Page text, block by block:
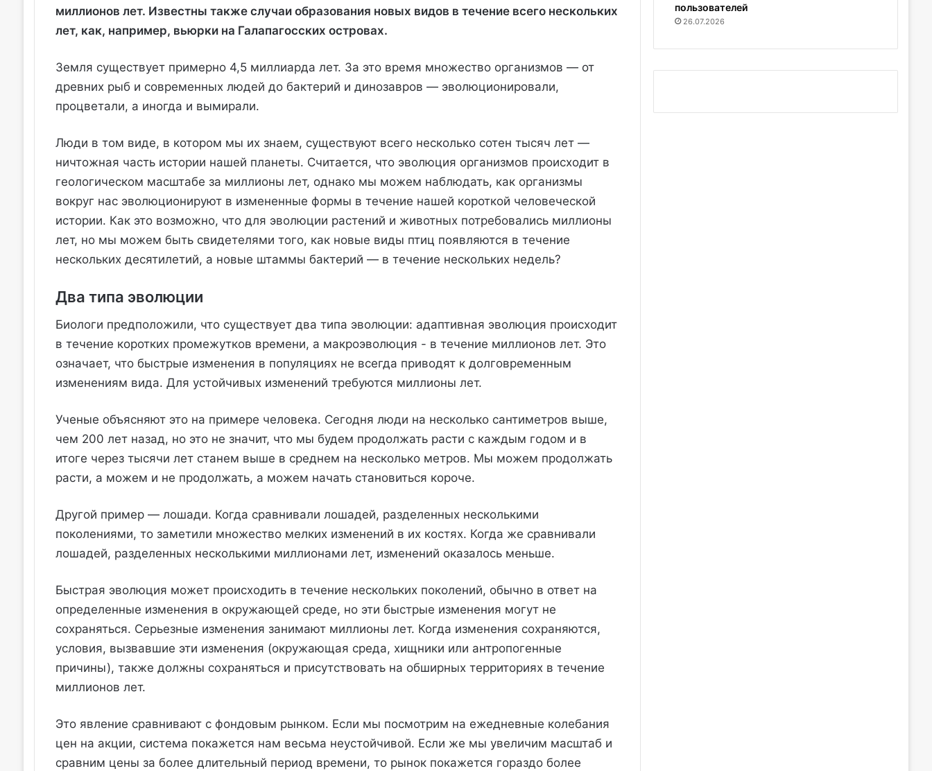
миллионов лет. Известны также случаи образования новых видов в течение всего нескольких
лет, как, например, вьюрки на Галапагосских островах.
Земля существует примерно 4,5 миллиарда лет. За это время множество организмов — от
древних рыб и современных людей до бактерий и динозавров — эволюционировали,
процветали, а иногда и вымирали.
Люди в том виде, в котором мы их знаем, существуют всего несколько сотен тысяч лет —
ничтожная часть истории нашей планеты. Считается, что эволюция организмов происходит в
геологическом масштабе за миллионы лет, однако мы можем наблюдать, как организмы
вокруг нас эволюционируют в измененные формы в течение нашей короткой человеческой
истории. Как это возможно, что для эволюции растений и животных потребовались миллионы
лет, но мы можем быть свидетелями того, как новые виды птиц появляются в течение
нескольких десятилетий, а новые штаммы бактерий — в течение нескольких недель?
Два типа эволюции
Биологи предположили, что существует два типа эволюции: адаптивная эволюция происходит
в течение коротких промежутков времени, а макроэволюция - в течение миллионов лет. Это
означает, что быстрые изменения в популяциях не всегда приводят к долговременным
изменениям вида. Для устойчивых изменений требуются миллионы лет.
Ученые объясняют это на примере человека. Сегодня люди на несколько сантиметров выше,
чем 200 лет назад, но это не значит, что мы будем продолжать расти с каждым годом и в
итоге через тысячи лет станем выше в среднем на несколько метров. Мы можем продолжать
расти, а можем и не продолжать, а можем начать становиться короче.
Другой пример — лошади. Когда сравнивали лошадей, разделенных несколькими
поколениями, то заметили множество мелких изменений в их костях. Когда же сравнивали
лошадей, разделенных несколькими миллионами лет, изменений оказалось меньше.
Быстрая эволюция может происходить в течение нескольких поколений, обычно в ответ на
определенные изменения в окружающей среде, но эти быстрые изменения могут не
сохраняться. Серьезные изменения занимают миллионы лет. Когда изменения сохраняются,
условия, вызвавшие эти изменения (окружающая среда, хищники или антропогенные
причины), также должны сохраняться и присутствовать на обширных территориях в течение
миллионов лет.
Это явление сравнивают с фондовым рынком. Если мы посмотрим на ежедневные колебания
цен на акции, система покажется нам весьма неустойчивой. Если же мы увеличим масштаб и
сравним цены за более длительный период времени, то рынок покажется гораздо более
пользователей
26.07.2026